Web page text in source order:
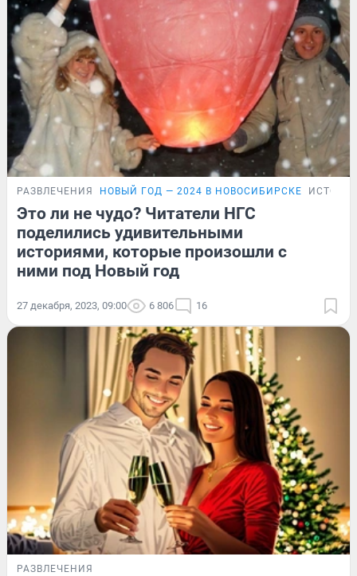
РАЗВЛЕЧЕНИЯ НОВЫЙ ГОД — 2024 В НОВОСИБИРСКЕ
Это ли не чудо? Читатели НГС
поделились удивительными
историями, которые произошли с
ними под Новый год
27 декабря, 2023, 09:00 6 806 16
РАЗВЛЕЧЕНИЯ